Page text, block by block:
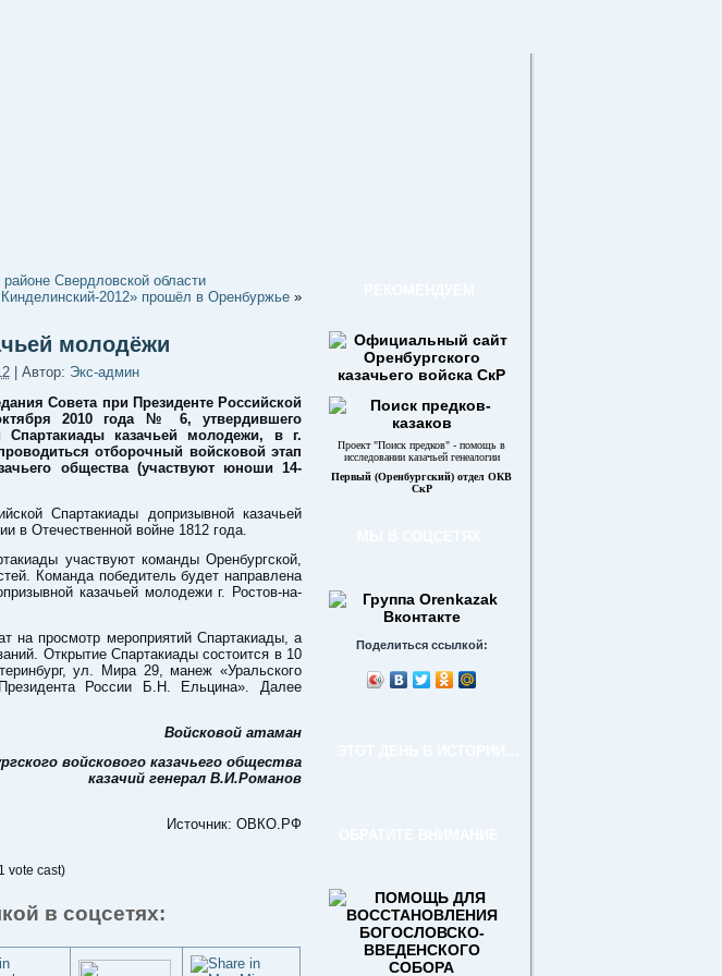
Свердловской области
2012» прошёл в Оренбуржье »
молодёжи
| Автор: Экс-админ
Совета при Президенте Российской
2010 года № 6, утвердившего
Спартакиады казачьей молодежи, в г.
отборочный войсковой этап
общества (участвуют юноши 14-
Спартакиады допризывной казачьей
в Отечественной войне 1812 года.
участвуют команды Оренбургской,
Команда победитель будет направлена
казачьей молодежи г. Ростов-на-
просмотр мероприятий Спартакиады, а
Открытие Спартакиады состоится в 10
ул. Мира 29, манеж «Уральского
России Б.Н. Ельцина». Далее
Войсковой атаман
войскового казачьего общества
казачий генерал В.И.Романов
Источник: ОВКО.РФ
vote cast)
в соцсетях:
Проект "Поиск предков" - помощь в
исследовании казачьей генеалогии
Первый (Оренбургский) отдел ОКВ
СкР
Поделиться ссылкой: